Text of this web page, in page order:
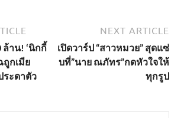
ล้าน! ‘นิกกี้
ถูกเมีย
ระดาตัว
NEXT ARTICLE
เปิดวาร์ป “สาวหมวย” สุดแซ่
บที่”นาย ณภัทร”กดหัวใจให้
ทุกรูป